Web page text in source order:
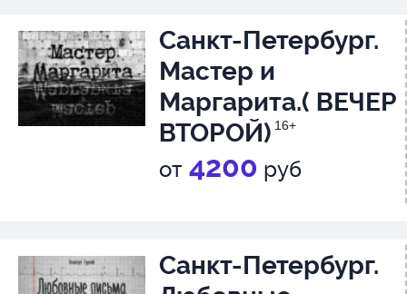
Санкт-Петербург.
Мастер и
Маргарита.( ВЕЧЕР
ВТОРОЙ) 16+
от 4200 руб
Санкт-Петербург.